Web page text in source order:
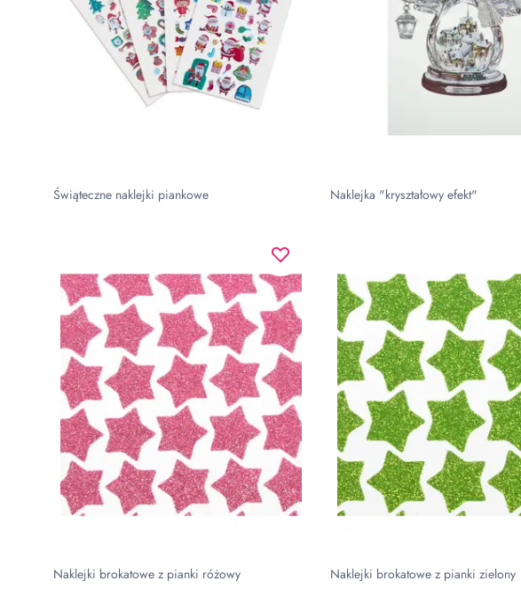
Świąteczne naklejki piankowe Naklejka "kryształowy efekt"
Naklejki brokatowe z pianki różowy Naklejki brokatowe z pianki zielony